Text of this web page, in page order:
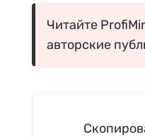
Читайте
авторские